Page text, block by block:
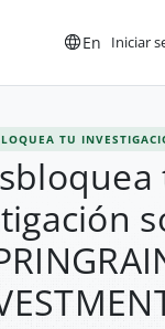
En Iniciar
TU